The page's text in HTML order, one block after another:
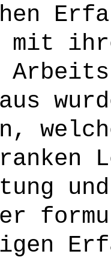
mit